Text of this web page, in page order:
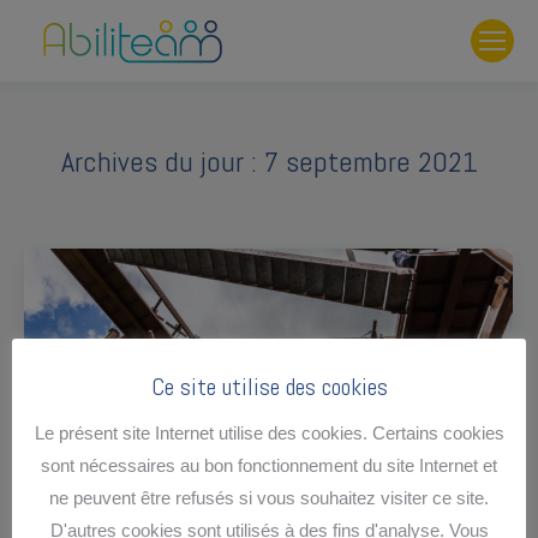
Archives du jour : 7 septembre 2021
Ce site utilise des cookies
Le présent site Internet utilise des cookies. Certains cookies
sont nécessaires au bon fonctionnement du site Internet et
ne peuvent être refusés si vous souhaitez visiter ce site.
D'autres cookies sont utilisés à des fins d'analyse. Vous